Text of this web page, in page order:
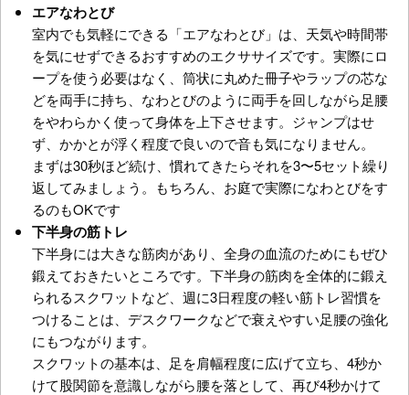
エアなわとび
室内でも気軽にできる「エアなわとび」は、天気や時間帯
を気にせずできるおすすめのエクササイズです。実際にロ
ープを使う必要はなく、筒状に丸めた冊子やラップの芯な
どを両手に持ち、なわとびのように両手を回しながら足腰
をやわらかく使って身体を上下させます。ジャンプはせ
ず、かかとが浮く程度で良いので音も気になりません。
まずは30秒ほど続け、慣れてきたらそれを3〜5セット繰り
返してみましょう。もちろん、お庭で実際になわとびをす
るのもOKです
下半身の筋トレ
下半身には大きな筋肉があり、全身の血流のためにもぜひ
鍛えておきたいところです。下半身の筋肉を全体的に鍛え
られるスクワットなど、週に3日程度の軽い筋トレ習慣を
つけることは、デスクワークなどで衰えやすい足腰の強化
にもつながります。
スクワットの基本は、足を肩幅程度に広げて立ち、4秒か
けて股関節を意識しながら腰を落として、再び4秒かけて